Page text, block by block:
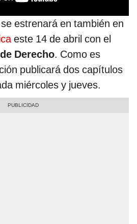
estrenará en también en
este 14 de abril con el
Derecho. Como es
publicará dos capítulos
miércoles y jueves.